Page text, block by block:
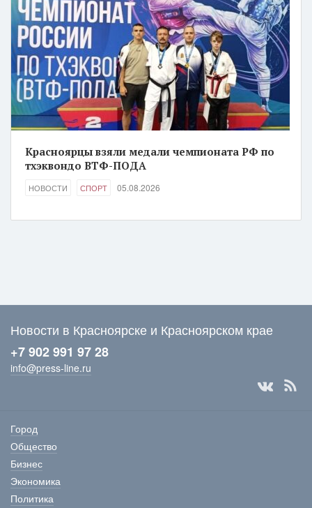
Красноярцы взяли медали чемпионата РФ по
тхэквондо ВТФ-ПОДА
НОВОСТИ СПОРТ 05.08.2026
Новости в Красноярске и Красноярском крае
+7 902 991 97 28
info@press-line.ru
Город
Общество
Бизнес
Экономика
Политика